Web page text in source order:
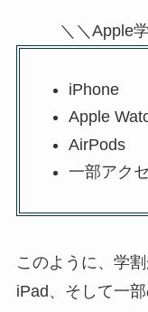
＼＼Apple
iPhone
Apple
AirPods
一部アク
このように、学
iPad、そして一